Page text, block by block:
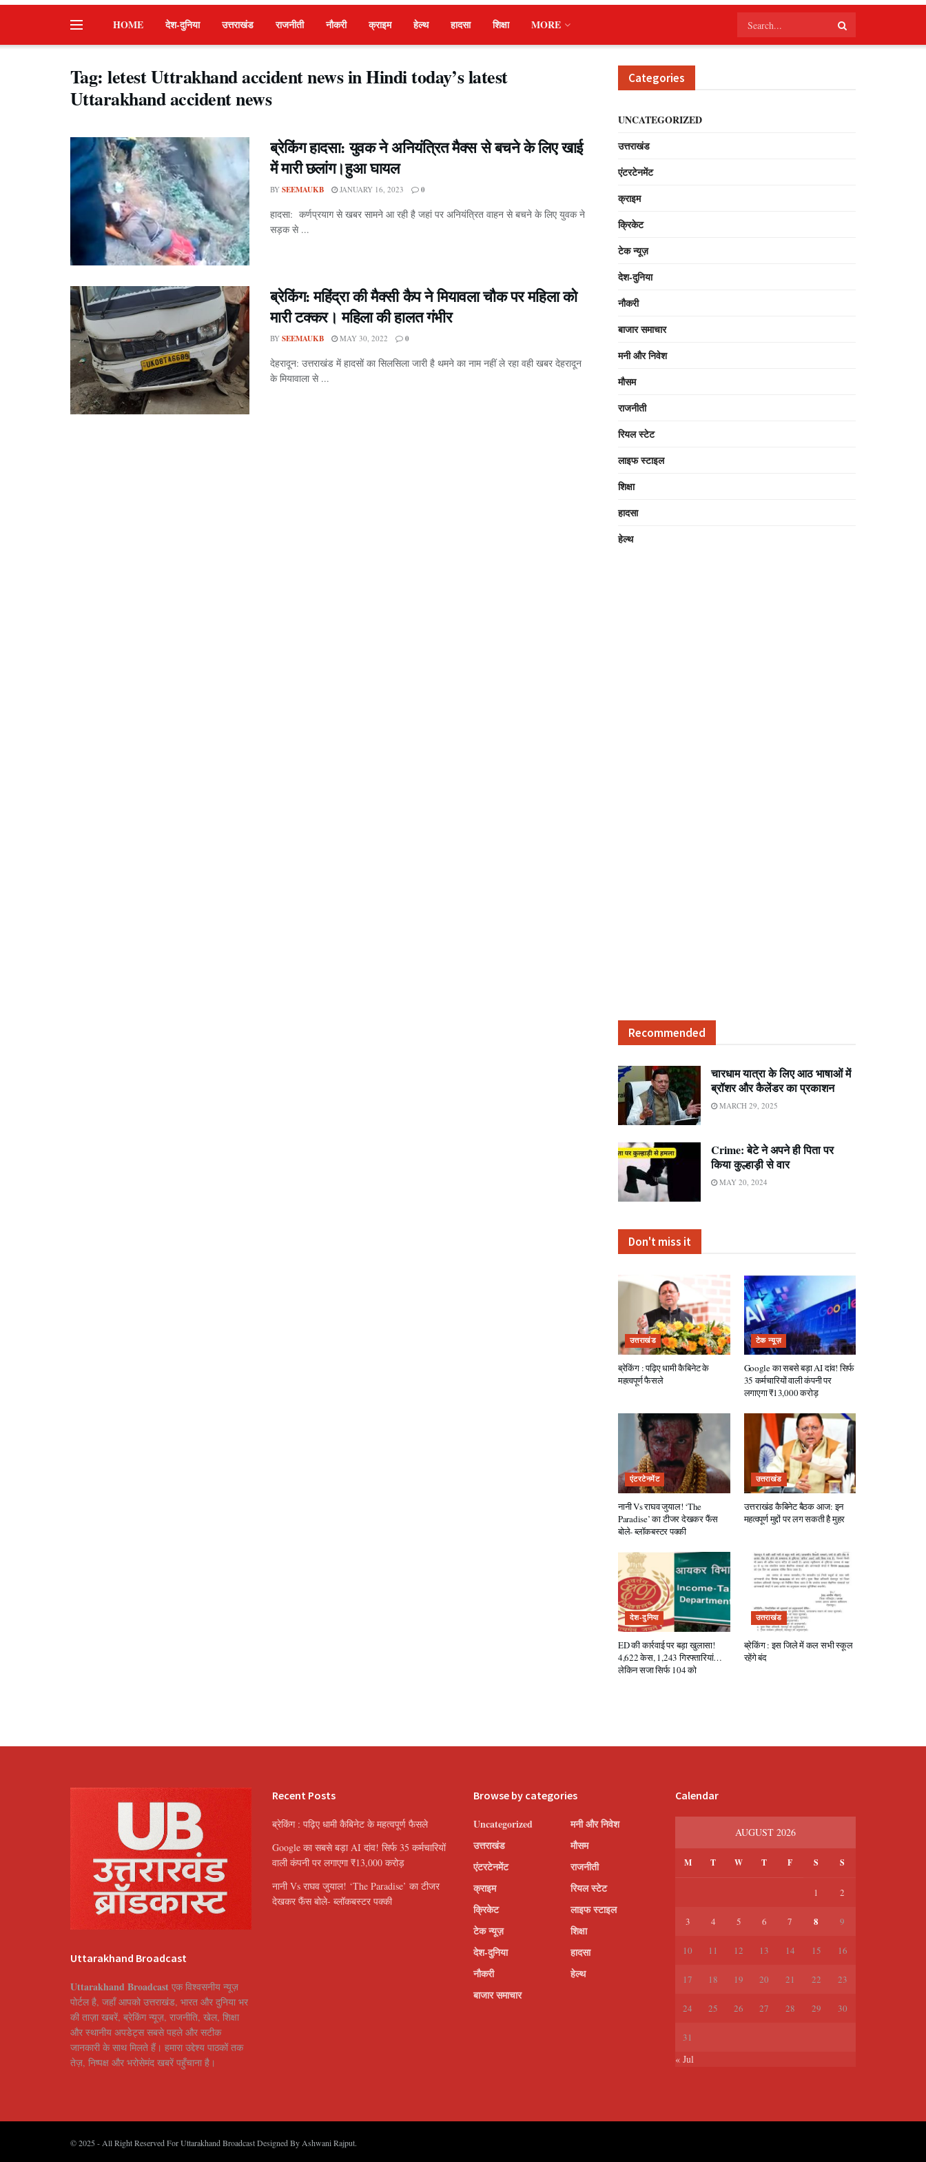
HOME देश-दुनिया उत्तराखंड राजनीती नौकरी क्राइम हेल्थ हादसा शिक्षा MORE
Tag:letest Uttrakhand accident news in Hindi today’s latest
Uttarakhand accident news
ब्रेकिंग हादसा: युवक ने अनियंत्रित मैक्स से बचने के लिए खाई
में मारी छलांग।हुआ घायल
BY SEEMAUKB JANUARY 16, 2023 0
हादसा: कर्णप्रयाग से खबर सामने आ रही है जहां पर अनियंत्रित वाहन से बचने के लिए युवक ने
सड़क से ...
ब्रेकिंग: महिंद्रा की मैक्सी कैप ने मियावला चौक पर महिला को
मारी टक्कर। महिला की हालत गंभीर
BY SEEMAUKB MAY 30, 2022 0
देहरादून: उत्तराखंड में हादसों का सिलसिला जारी है थमने का नाम नहीं ले रहा वही खबर देहरादून
के मियावाला से ...
Categories
UNCATEGORIZED
उत्तराखंड
एंटरटेनमेंट
क्राइम
क्रिकेट
टेक न्यूज़
देश-दुनिया
नौकरी
बाजार समाचार
मनी और निवेश
मौसम
राजनीती
रियल स्टेट
लाइफ स्टाइल
शिक्षा
हादसा
हेल्थ
Recommended
चारधाम यात्रा के लिए आठ भाषाओं में
ब्रॉशर और कैलेंडर का प्रकाशन
MARCH 29, 2025
Crime: बेटे ने अपने ही पिता पर
किया कुल्हाड़ी से वार
MAY 20, 2024
Don't miss it
उत्तराखंड
ब्रेकिंग : पढ़िए धामी कैबिनेट के
महत्वपूर्ण फैसले
टेक न्यूज़
Google का सबसे बड़ा AI दांव! सिर्फ
35 कर्मचारियों वाली कंपनी पर
लगाएगा ₹13,000 करोड़
एंटरटेनमेंट
नानी Vs राघव जुयाल! ‘The
Paradise’ का टीजर देखकर फैंस
बोले- ब्लॉकबस्टर पक्की
उत्तराखंड
उत्तराखंड कैबिनेट बैठक आज: इन
महत्वपूर्ण मुद्दों पर लग सकती है मुहर
देश-दुनिया
ED की कार्रवाई पर बड़ा खुलासा!
4,622 केस, 1,243 गिरफ्तारियां…
लेकिन सजा सिर्फ 104 को
उत्तराखंड
ब्रेकिंग : इस जिले में कल सभी स्कूल
रहेंगे बंद
Uttarakhand Broadcast
Uttarakhand Broadcast एक विश्वसनीय न्यूज़
पोर्टल है, जहाँ आपको उत्तराखंड, भारत और दुनिया भर
की ताज़ा खबरें, ब्रेकिंग न्यूज़, राजनीति, खेल, शिक्षा
और स्थानीय अपडेट्स सबसे पहले और सटीक
जानकारी के साथ मिलते हैं। हमारा उद्देश्य पाठकों तक
तेज़, निष्पक्ष और भरोसेमंद खबरें पहुँचाना है।
Recent Posts
ब्रेकिंग : पढ़िए धामी कैबिनेट के महत्वपूर्ण फैसले
Google का सबसे बड़ा AI दांव! सिर्फ 35 कर्मचारियों
वाली कंपनी पर लगाएगा ₹13,000 करोड़
नानी Vs राघव जुयाल! ‘The Paradise’ का टीजर
देखकर फैंस बोले- ब्लॉकबस्टर पक्की
Browse by categories
Uncategorized
उत्तराखंड
एंटरटेनमेंट
क्राइम
क्रिकेट
टेक न्यूज़
देश-दुनिया
नौकरी
बाजार समाचार
मनी और निवेश
मौसम
राजनीती
रियल स्टेट
लाइफ स्टाइल
शिक्षा
हादसा
हेल्थ
Calendar
AUGUST 2026
M T W T F S S
1 2
3 4 5 6 7 8 9
10 11 12 13 14 15 16
17 18 19 20 21 22 23
24 25 26 27 28 29 30
31
« Jul
© 2025 - All Right Reserved For Uttarakhand Broadcast Designed ByAshwani Rajput.